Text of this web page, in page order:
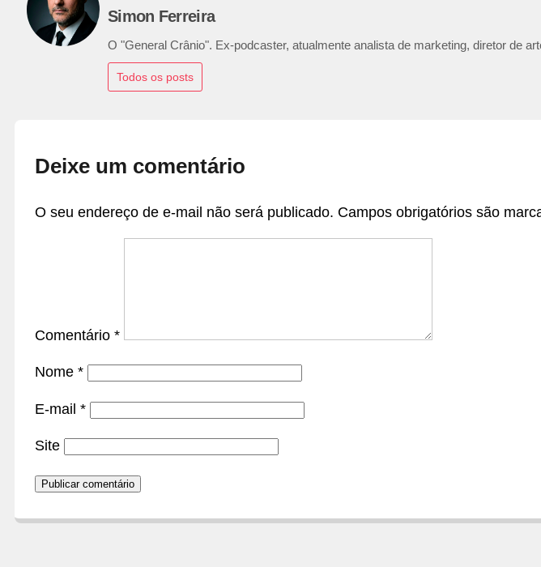
Simon Ferreira
O "General Crânio". Ex-podcaster, atualmente analista de marketing, diretor de
Todos os posts
Deixe um comentário
O seu endereço de e-mail não será publicado. Campos obrigatórios são
Comentário *
Nome *
E-mail *
Site